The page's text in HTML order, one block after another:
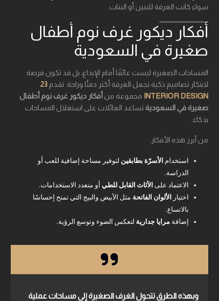
سواء كانت الغرفة للبنين أو البنات.
أفكار ديكور غرف نوم أطفال
صغيرة في السعودية
المساحات الصغيرة ليست عائقًا أمام الإبداع، بل قد تكون فرصة
لابتكار تصاميم ذكية تجعل الغرفة أكثر دفئًا وراحة. تقدم 23
INTERIOR DESIGN مجموعة من أفكار ديكور غرف نوم أطفال
صغيرة في السعودية تساعد العائلات على استغلال المساحات
بذكاء.
من أبرز هذه الأفكار:
استخدام الأسرّة بطابقين لتوفير مساحة إضافية للعب أو
الدراسة.
الاعتماد على الأثاث القابل للطي أو متعدد الاستخدامات.
اختيار
الألوان الفاتحة مثل الأبيض والبيج التي تمنح إحساسًا
بالاتساع.
إضافة مرايا جدارية لتعكس الضوء وتوسع الرؤية.
وبهذه الطرق تتحول الغرف الصغيرة إلى مساحات عملية